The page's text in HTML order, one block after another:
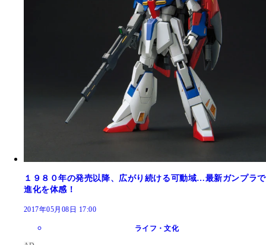
１９８０年の発売以降、広がり続ける可動域…最新ガンプラで
進化を体感！
2017年05月08日 17:00
ライフ・文化